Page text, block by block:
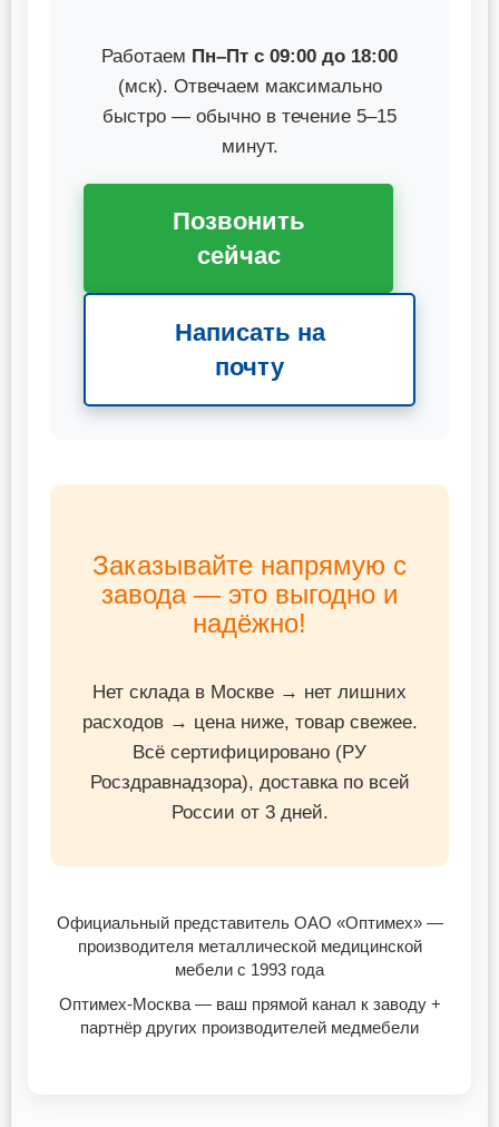
Работаем Пн–Пт с 09:00 до 18:00
(мск). Отвечаем максимально
быстро — обычно в течение 5–15
минут.
Позвонить
сейчас
Написать на
почту
Заказывайте напрямую с
завода — это выгодно и
надёжно!
Нет склада в Москве → нет лишних
расходов → цена ниже, товар свежее.
Всё сертифицировано (РУ
Росздравнадзора), доставка по всей
России от 3 дней.
Официальный представитель ОАО «Оптимех» —
производителя металлической медицинской
мебели с 1993 года
Оптимех-Москва — ваш прямой канал к заводу +
партнёр других производителей медмебели